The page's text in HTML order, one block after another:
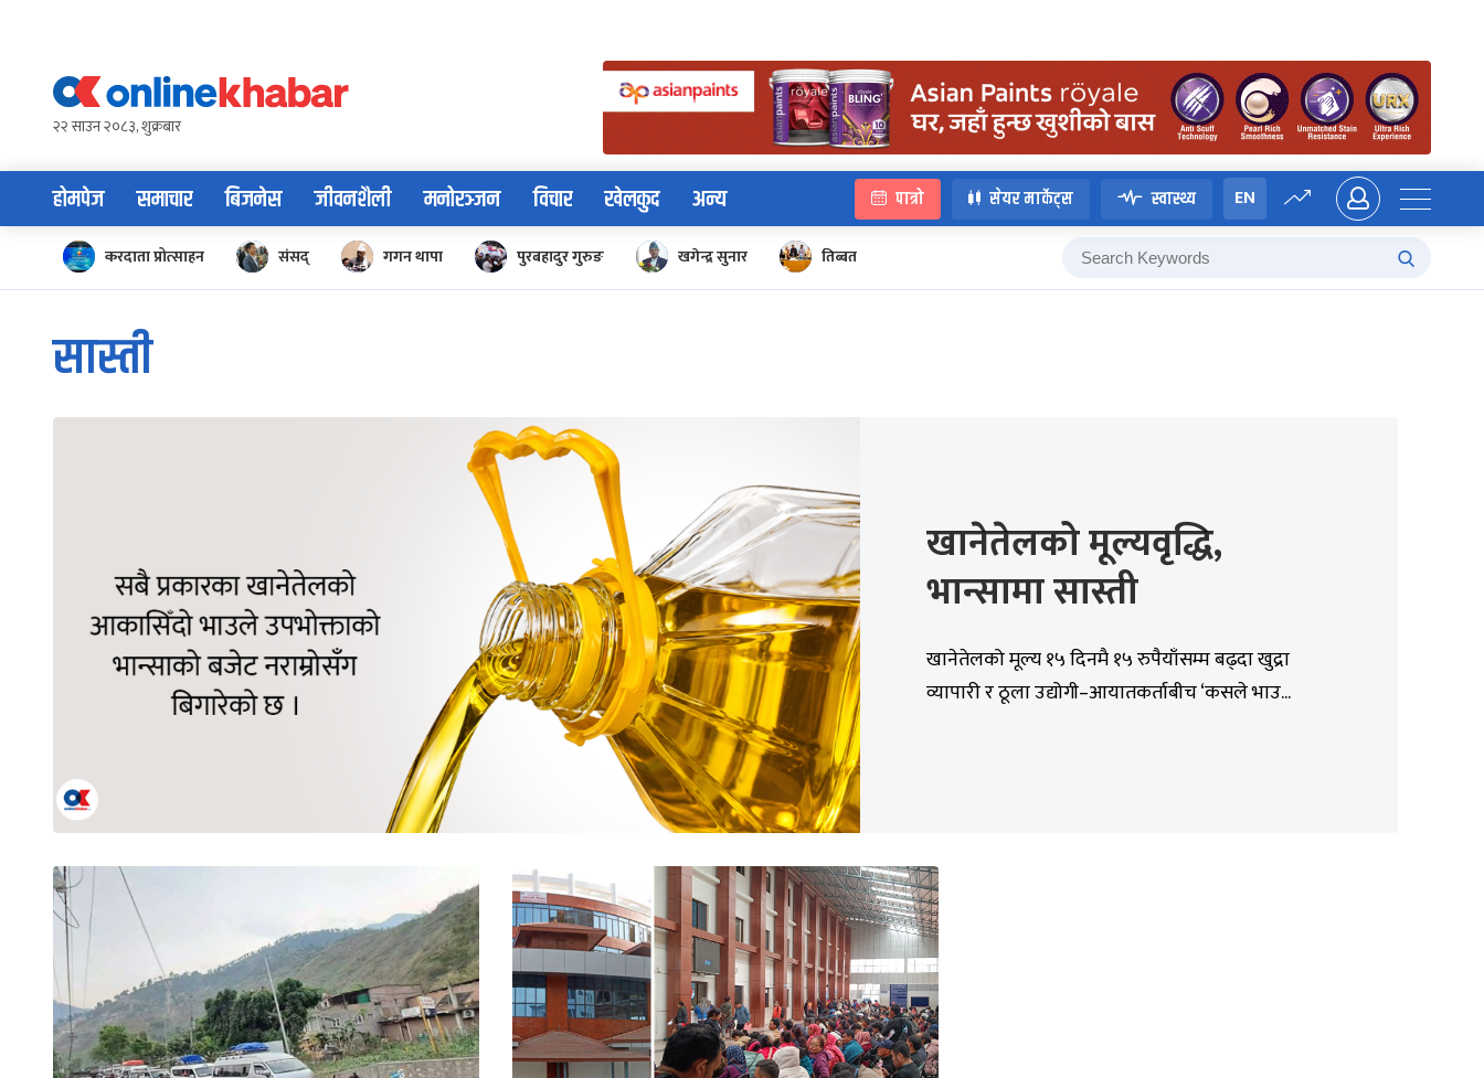
content२२ साउन २०८३, शुक्रबार
होमपेज समाचार बिजनेस जीवनशैली मनोरञ्जन विचार खेलकुद अन्य पात्रो सेयर मार्केट्स स्वास्थ्य EN
करदाता प्रोत्साहन संसद् गगन थापा पुरबहादुर गुरुङ खगेन्द्र सुनार तिब्बत
सास्ती
खानेतेलको मूल्यवृद्धि,
भान्सामा सास्ती
खानेतेलको मूल्य १५ दिनमै १५ रुपैयाँसम्म बढ्दा खुद्रा
व्यापारी र ठूला उद्योगी–आयातकर्ताबीच ‘कसले भाउ...